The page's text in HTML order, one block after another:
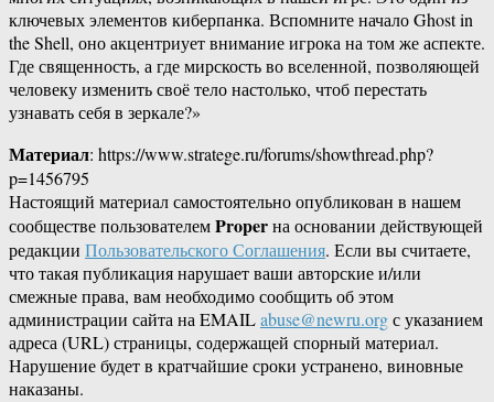
ключевых элементов киберпанка. Вспомните начало Ghost in
the Shell, оно акцентриует внимание игрока на том же аспекте.
Где священность, а где мирскость во вселенной, позволяющей
человеку изменить своё тело настолько, чтоб перестать
узнавать себя в зеркале?»
Материал: https://www.stratege.ru/forums/showthread.php?
p=1456795
Настоящий материал самостоятельно опубликован в нашем
сообществе пользователемProperна основании действующей
редакции Пользовательского Соглашения. Если вы считаете,
что такая публикация нарушает ваши авторские и/или
смежные права, вам необходимо сообщить об этом
администрации сайта на EMAILabuse@newru.orgс указанием
адреса (URL) страницы, содержащей спорный материал.
Нарушение будет в кратчайшие сроки устранено, виновные
наказаны.